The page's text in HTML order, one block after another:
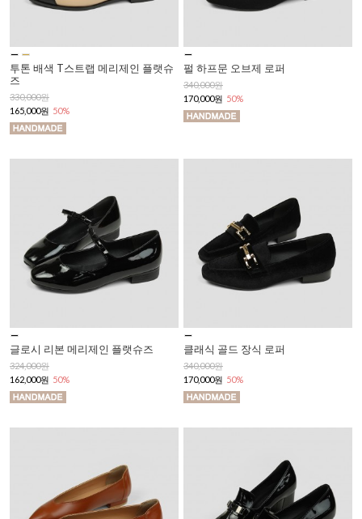
투톤 배색 T스트랩 메리제인 플랫슈
즈
330,000원
165,000원 50%
펄 하프문 오브제 로퍼
340,000원
170,000원 50%
글로시 리본 메리제인 플랫슈즈
324,000원
162,000원 50%
클래식 골드 장식 로퍼
340,000원
170,000원 50%